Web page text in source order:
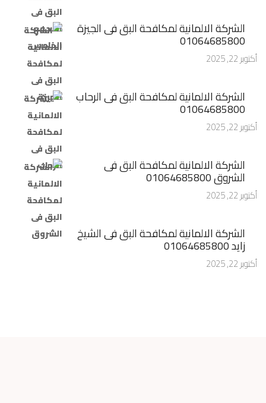
الشركة الالمانية لمكافحة البق فى الجيزة
01064685800
أكتوبر 22, 2025
الشركة الالمانية لمكافحة البق فى الرحاب
01064685800
أكتوبر 22, 2025
الشركة الالمانية لمكافحة البق فى
الشروق 01064685800
أكتوبر 22, 2025
الشركة الالمانية لمكافحة البق فى الشيخ
زايد 01064685800
أكتوبر 22, 2025